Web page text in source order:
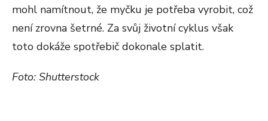
mohl namítnout, že myčku je potřeba vyrobit, což
není zrovna šetrné. Za svůj životní cyklus však
toto dokáže spotřebič dokonale splatit.
Foto: Shutterstock